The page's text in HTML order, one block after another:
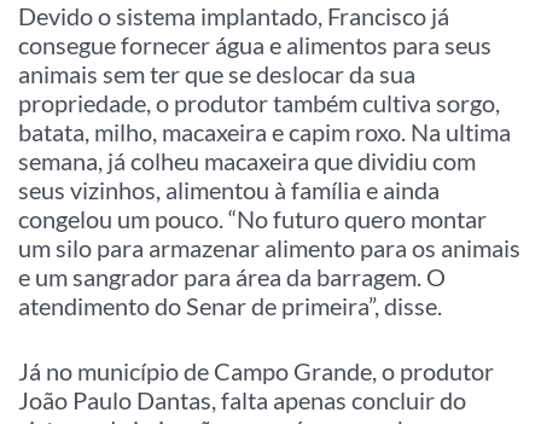
Devido o sistema implantado, Francisco já
consegue fornecer água e alimentos para seus
animais sem ter que se deslocar da sua
propriedade, o produtor também cultiva sorgo,
batata, milho, macaxeira e capim roxo. Na ultima
semana, já colheu macaxeira que dividiu com
seus vizinhos, alimentou à família e ainda
congelou um pouco. “No futuro quero montar
um silo para armazenar alimento para os animais
e um sangrador para área da barragem. O
atendimento do Senar de primeira”, disse.
Já no município de Campo Grande, o produtor
João Paulo Dantas, falta apenas concluir do